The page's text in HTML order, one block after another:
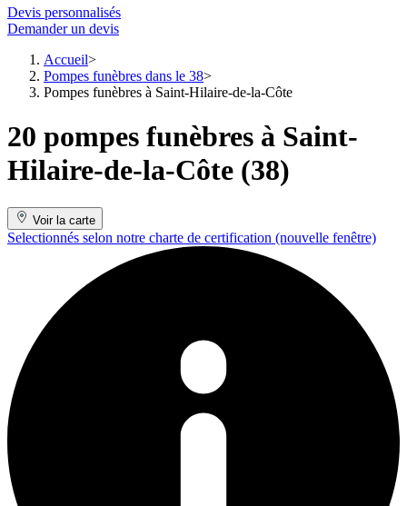
Devis personnalisés
Demander un devis
Accueil
Pompes funèbres dans le 38
Pompes funèbres à Saint-Hilaire-de-la-Côte
20 pompes funèbres à Saint-
Hilaire-de-la-Côte (38)
Voir la carte
Selectionnés selon notre charte de certification (nouvelle fenêtre)